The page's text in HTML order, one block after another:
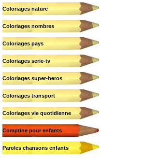
Coloriages nature
Coloriages nombres
Coloriages pays
Coloriages serie-tv
Coloriages super-heros
Coloriages transport
Coloriages vie quotidienne
Comptine pour enfants
Paroles chansons enfants